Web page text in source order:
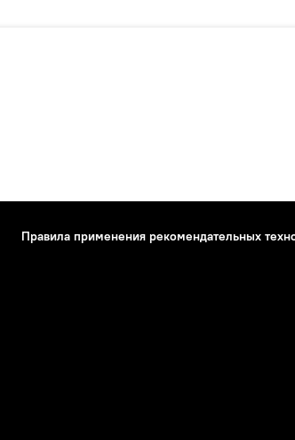
Правила применения рекомендательных